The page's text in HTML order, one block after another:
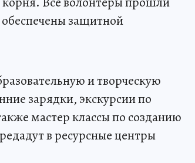
защитной
и творческую
зарядки, экскурсии по
мастер классы по созданию
в ресурсные центры